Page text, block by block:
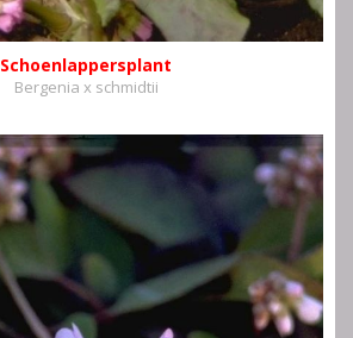
Schoenlappersplant
Bergenia x schmidtii